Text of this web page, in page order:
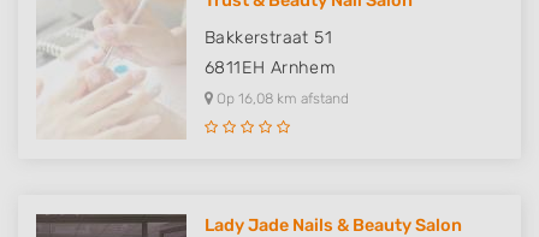
Bakkerstraat 51
6811EH Arnhem
Op 16,08 km afstand
Lady Jade Nails & Beauty Salon